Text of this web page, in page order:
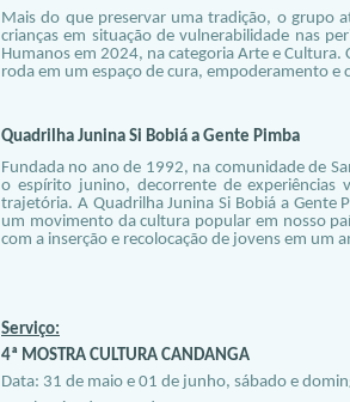
Mais do que preservar uma tradição, o grupo
crianças em situação de vulnerabilidade nas
Humanos em 2024, na categoria Arte e
roda em um espaço de cura, empoderamento e
Quadrilha Junina Si Bobiá a Gente Pimba
Fundada no ano de 1992, na comunidade de
o espírito junino, decorrente de experiências
trajetória. A Quadrilha Junina Si Bobiá a
um movimento da cultura popular em nosso
com a inserção e recolocação de jovens em um
Serviço:
4ª MOSTRA CULTURA CANDANGA
Data: 31 de maio e 01 de junho, sábado e